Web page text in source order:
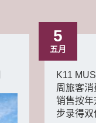
5
五月
K11
周旅客
销售按年
步录得双